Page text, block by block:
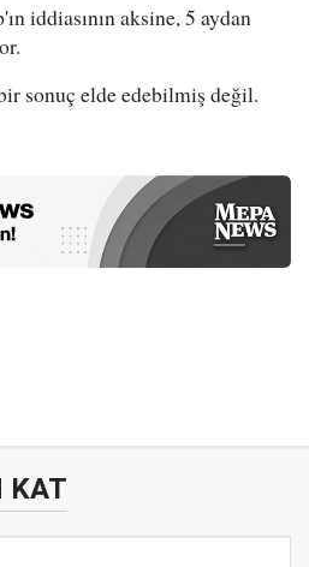
iddiasının aksine, 5 aydan
sonuç elde edebilmiş değil.
KAT